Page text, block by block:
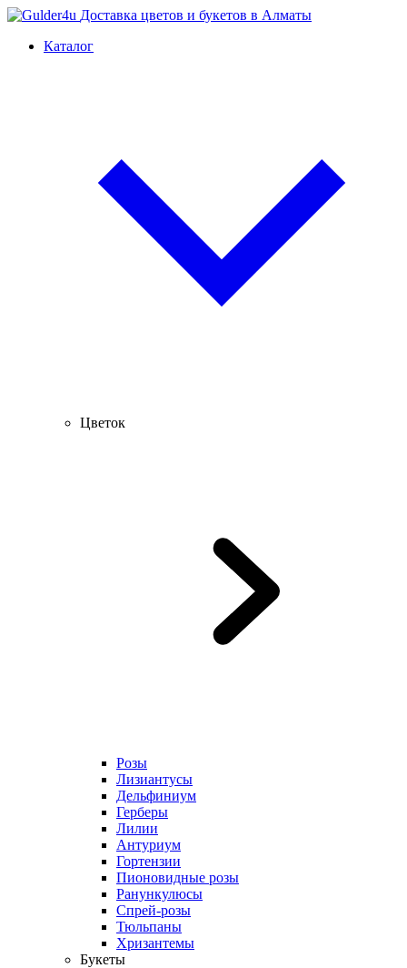
Доставка цветов и букетов в Алматы
Каталог
Цветок
Розы
Лизиантусы
Дельфиниум
Герберы
Лилии
Антуриум
Гортензии
Пионовидные розы
Ранункулюсы
Спрей-розы
Тюльпаны
Хризантемы
Букеты